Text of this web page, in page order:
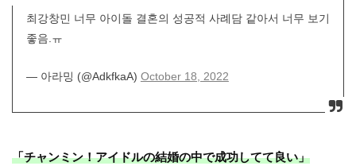
최강창민 너무 아이돌 결혼의 성공적 사례담 같아서 너무 보기
좋음.ㅠ
— 아라밍 (@AdkfkaA) October 18, 2022
「チャンミン！アイドルの結婚の中で成功してて良い」